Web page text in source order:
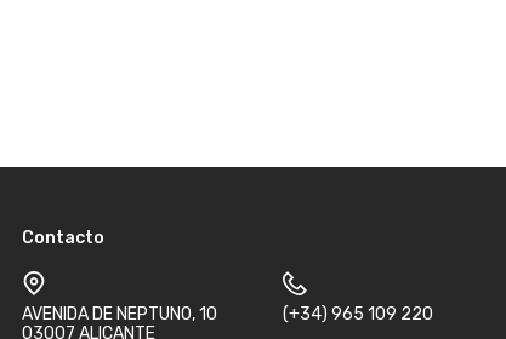
Contacto
AVENIDA DE NEPTUNO, 10
03007 ALICANTE
(+34) 965 109 220